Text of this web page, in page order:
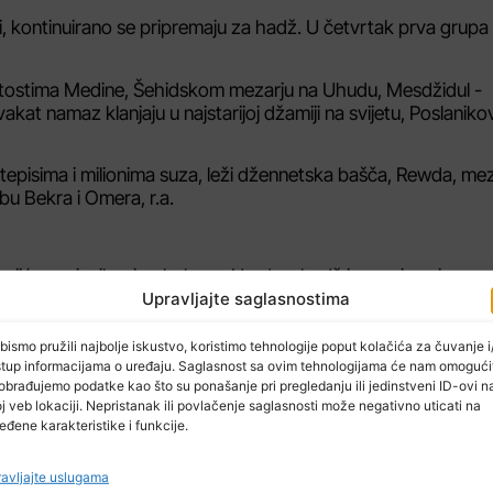
Upravljajte saglasnostima
pružili najbolje iskustvo, koristimo tehnologije poput kolačića za čuvanje
informacijama o uređaju. Saglasnost sa ovim tehnologijama će nam
podatke kao što su ponašanje pri pregledanju ili jedinstveni ID-ovi
veb lokaciji. Nepristanak ili povlačenje saglasnosti može negativno uticati na
karakteristike i funkcije.
uslugama
se pripremaju za hadž. U četvrtak prva
Medine, Šehidskom mezarju na Uhudu, Mesdžidul -
namaz klanjaju u najstarijoj džamiji na svijetu,
i milionima suza, leži džennetska bašča, Rewda,
Bekra i Omera, r.a.
zamjenik reisu-l-uleme. Ured za hadž i umru je
za žene.
specijalista i šest medicinskih tehničara. Na čelu